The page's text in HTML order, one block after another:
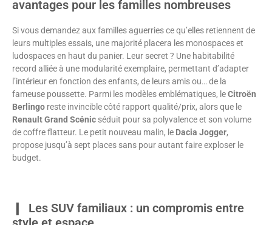
avantages pour les familles nombreuses
Si vous demandez aux familles aguerries ce qu’elles retiennent de
leurs multiples essais, une majorité placera les monospaces et
ludospaces en haut du panier. Leur secret ? Une habitabilité
record alliée à une modularité exemplaire, permettant d’adapter
l’intérieur en fonction des enfants, de leurs amis ou… de la
fameuse poussette. Parmi les modèles emblématiques, leCitroën
Berlingo reste invincible côté rapport qualité/prix, alors que le
Renault Grand Scénic séduit pour sa polyvalence et son volume
de coffre flatteur. Le petit nouveau malin, le Dacia Jogger,
propose jusqu’à sept places sans pour autant faire exploser le
budget.
Les SUV familiaux : un compromis entre